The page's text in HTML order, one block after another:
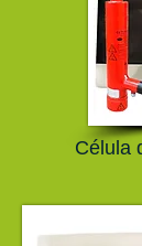
Célula